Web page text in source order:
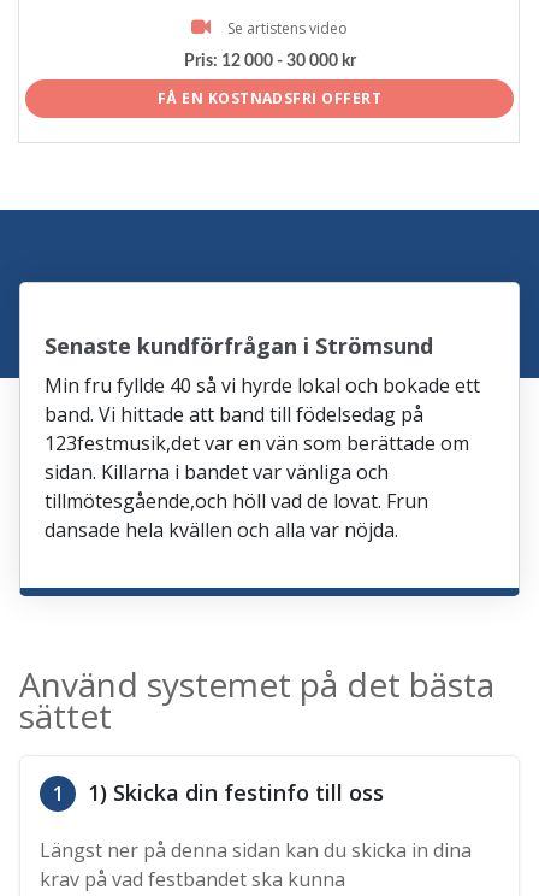
Se artistens video
Pris: 12 000 - 30 000 kr
FÅ EN KOSTNADSFRI OFFERT
Senaste kundförfrågan i Strömsund
Min fru fyllde 40 så vi hyrde lokal och bokade ett
band. Vi hittade att band till födelsedag på
123festmusik,det var en vän som berättade om
sidan. Killarna i bandet var vänliga och
tillmötesgående,och höll vad de lovat. Frun
dansade hela kvällen och alla var nöjda.
Använd systemet på det bästa
sättet
1 1) Skicka din festinfo till oss
Längst ner på denna sidan kan du skicka in dina
krav på vad festbandet ska kunna